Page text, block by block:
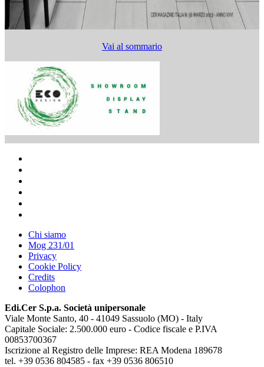
Vai al sommario
Chi siamo
Mog 231/01
Privacy
Cookie Policy
Credits
Colophon
Edi.Cer S.p.a. Società unipersonale
Viale Monte Santo, 40 - 41049 Sassuolo (MO) - Italy
Capitale Sociale: 2.500.000 euro - Codice fiscale e P.IVA
00853700367
Iscrizione al Registro delle Imprese: REA Modena 189678
tel. +39 0536 804585 - fax +39 0536 806510